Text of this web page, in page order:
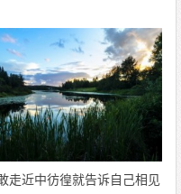
走近中彷徨就告诉自己相见